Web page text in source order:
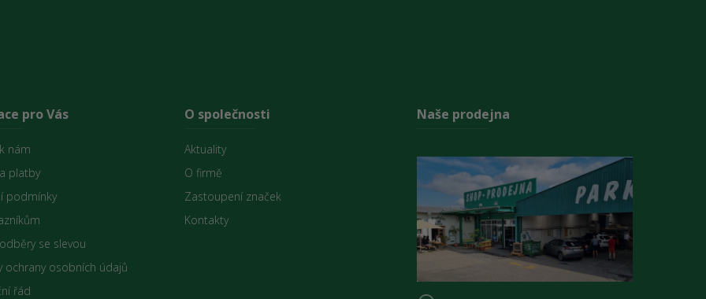
pro Vás
nám
platby
podmínky
se slevou
ochrany osobních údajů
řád
O společnosti
Aktuality
O firmě
Zastoupení značek
Kontakty
Naše prodejna